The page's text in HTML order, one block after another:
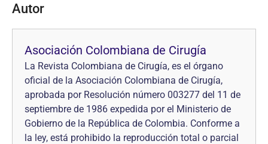
Autor
Asociación Colombiana de Cirugía
La Revista Colombiana de Cirugía, es el órgano
oficial de la Asociación Colombiana de Cirugía,
aprobada por Resolución número 003277 del 11 de
septiembre de 1986 expedida por el Ministerio de
Gobierno de la República de Colombia. Conforme a
la ley, está prohibido la reproducción total o parcial